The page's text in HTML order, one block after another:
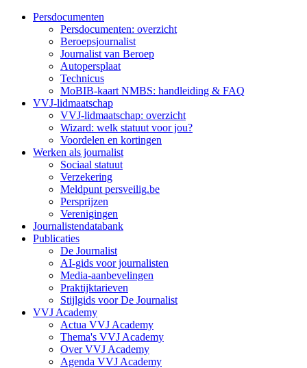
Gebruikersmenu
navigation
Persdocumenten
Persdocumenten: overzicht
Beroepsjournalist
Journalist van Beroep
Autopersplaat
Technicus
MoBIB-kaart NMBS: handleiding & FAQ
VVJ-lidmaatschap
VVJ-lidmaatschap: overzicht
Wizard: welk statuut voor jou?
Voordelen en kortingen
Werken als journalist
Sociaal statuut
Verzekering
Meldpunt persveilig.be
Persprijzen
Verenigingen
Journalistendatabank
Publicaties
De Journalist
AI-gids voor journalisten
Media-aanbevelingen
Praktijktarieven
Stijlgids voor De Journalist
VVJ Academy
Actua VVJ Academy
Thema's VVJ Academy
Over VVJ Academy
Agenda VVJ Academy